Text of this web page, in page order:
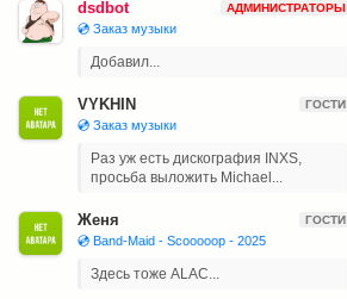
dsdbot АДМИНИСТРАТОРЫ
💿 Заказ музыки
Добавил...
VYKHIN ГОСТИ
💿 Заказ музыки
Раз уж есть дискография INXS,
просьба выложить Michael...
Женя ГОСТИ
💿 Band-Maid - Scooooop - 2025
Здесь тоже ALAC...